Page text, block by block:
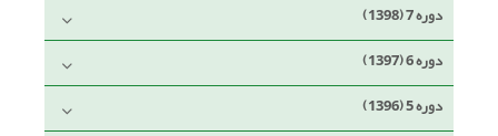
دوره 7 (1398)
دوره 6 (1397)
دوره 5 (1396)